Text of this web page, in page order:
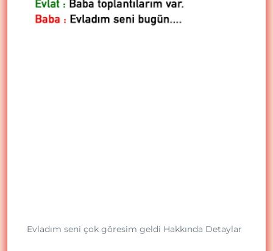
Evladım seni çok göresim geldi Hakkında Detaylar